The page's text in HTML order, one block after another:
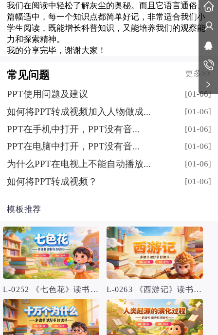
我们在阅读中轻松了解灰尘的奥秘。而且它语言通俗、
篇幅适中，每一个知识点都简单好记，非常适合我们小
学生阅读，既能增长科普知识，又能培养我们的观察能
力和探索精神。
我的分享完毕，谢谢大家！
常见问题 更多>>
[01-06]
PPT使用问题及建议
[01-06]
如何将PPT转成视频加入人物做成...
[01-06]
PPT在手机中打开，PPT没有音...
[01-06]
PPT在电脑中打开，PPT没有音...
[01-06]
为什么PPT在电视上不能自动播放...
[01-06]
如何将PPT转成视频？
模板推荐
L-0252 《七色花》读书分享PPT模板 L-0263 《西游记》读书分享PPT模板